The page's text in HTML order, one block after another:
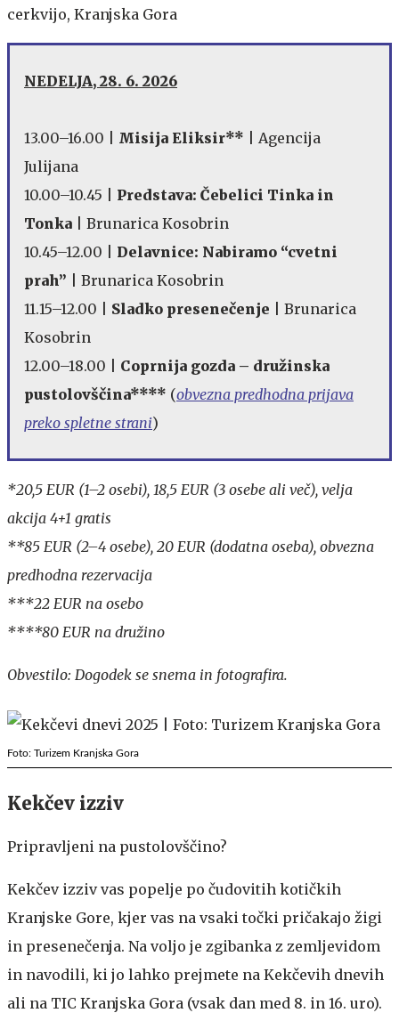
cerkvijo, Kranjska Gora
NEDELJA, 28. 6. 2026
13.00–16.00 | Misija Eliksir** | Agencija
Julijana
10.00–10.45 | Predstava: Čebelici Tinka in
Tonka | Brunarica Kosobrin
10.45–12.00 | Delavnice: Nabiramo “cvetni
prah” | Brunarica Kosobrin
11.15–12.00 | Sladko presenečenje | Brunarica
Kosobrin
12.00–18.00 | Coprnija gozda – družinska
pustolovščina**** (obvezna predhodna prijava
preko spletne strani)
*20,5 EUR (1–2 osebi), 18,5 EUR (3 osebe ali več), velja
akcija 4+1 gratis
**85 EUR (2–4 osebe), 20 EUR (dodatna oseba), obvezna
predhodna rezervacija
***22 EUR na osebo
****80 EUR na družino
Obvestilo: Dogodek se snema in fotografira.
Foto: Turizem Kranjska Gora
Kekčev izziv
Pripravljeni na pustolovščino?
Kekčev izziv vas popelje po čudovitih kotičkih
Kranjske Gore, kjer vas na vsaki točki pričakajo žigi
in presenečenja. Na voljo je zgibanka z zemljevidom
in navodili, ki jo lahko prejmete na Kekčevih dnevih
ali na TIC Kranjska Gora (vsak dan med 8. in 16. uro).